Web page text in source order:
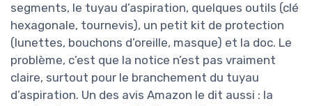
segments, le tuyau d’aspiration, quelques outils (clé
hexagonale, tournevis), un petit kit de protection
(lunettes, bouchons d’oreille, masque) et la doc. Le
problème, c’est que la notice n’est pas vraiment
claire, surtout pour le branchement du tuyau
d’aspiration. Un des avis Amazon le dit aussi : la